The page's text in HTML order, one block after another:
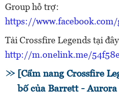
Group hỗ trợ:
https://
Tải Crossfire Legends tại
http://m.onelink.me/
[Cẩm nang Crossfire
bố của Barrett - Aurora